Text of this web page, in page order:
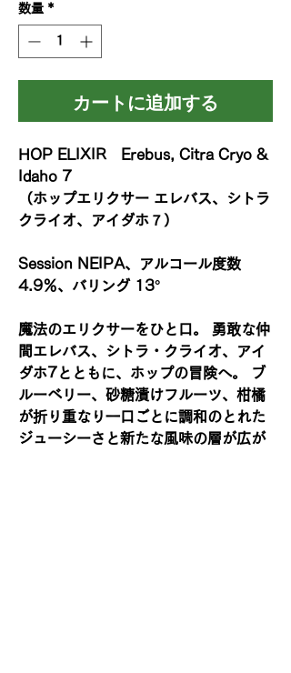
数量 *
カートに追加する
HOP ELIXIR Erebus, Citra Cryo &
Idaho 7
（ホップエリクサー エレバス、シトラ
クライオ、アイダホ７）
Session NEIPA、アルコール度数
4.9％、バリング 13°
魔法のエリクサーをひと口。 勇敢な仲
間エレバス、シトラ・クライオ、アイ
ダホ7とともに、ホップの冒険へ。 ブ
ルーベリー、砂糖漬けフルーツ、柑橘
が折り重なり一口ごとに調和のとれた
ジューシーさと新たな風味の層が広が